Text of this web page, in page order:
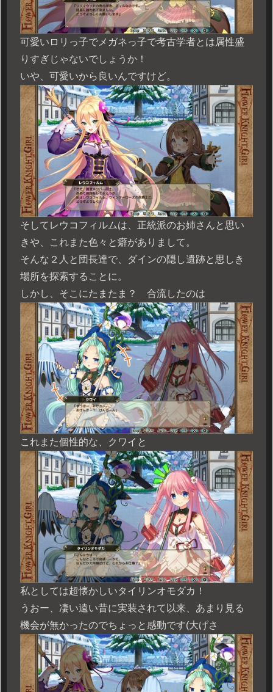
可愛いロリっ子でメガネっ子で考古学者とは属性盛
りすぎじゃないでしょうか！
いや、可愛いから良いんですけど。
そしてレウコフィルムは、正統派のお姉さんと思い
きや、これまた色々と癖がありまして。
そんな２人と団長達で、ダインの隠し遺跡と思しき
場所を探索することに。
しかし、そこにたまたま？ 合流したのは
これまた個性的な、クワイと
私としては超懐かしいタイリンオモダカ！
うおー、凄い遠い昔に実装されて以来、あまり見る
機会が無かったのでちょっと感動です(大げさ